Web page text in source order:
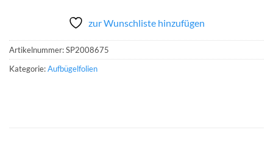
zur Wunschliste hinzufügen
Artikelnummer:SP2008675
Kategorie:Aufbügelfolien